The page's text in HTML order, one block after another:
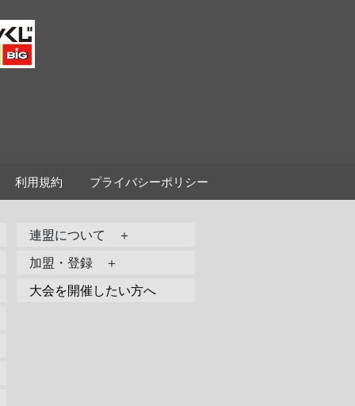
利用規約 プライバシーポリシー
連盟について ＋
加盟・登録 ＋
大会を開催したい方へ